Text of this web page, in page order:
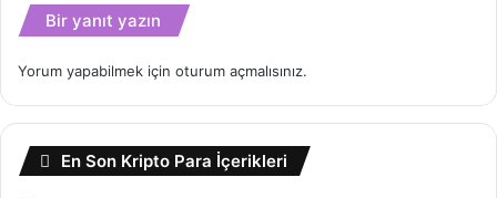
Bir yanıt yazın
Yorum yapabilmek için oturum açmalısınız.
En Son Kripto Para İçerikleri